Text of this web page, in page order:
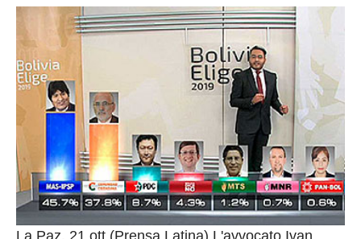
La Paz, 21 ott (Prensa Latina) L'avvocato Ivan